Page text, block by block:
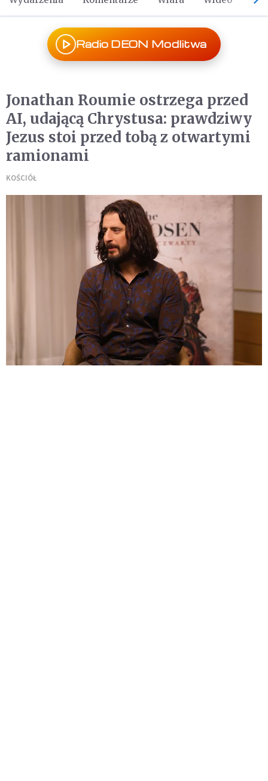
Radio DEON Modlitwa
Jonathan Roumie ostrzega przed
AI, udającą Chrystusa: prawdziwy
Jezus stoi przed tobą z otwartymi
ramionami
KOŚCIÓŁ